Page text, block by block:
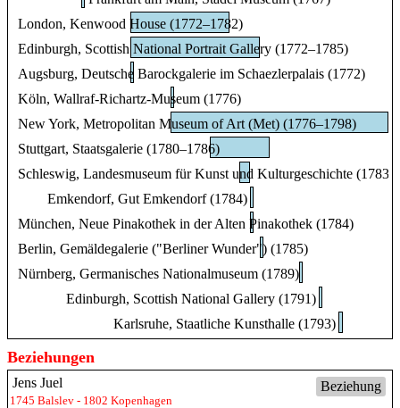
London, Kenwood House (1772–1782)
Edinburgh, Scottish National Portrait Gallery (1772–1785)
Augsburg, Deutsche Barockgalerie im Schaezlerpalais (1772)
Köln, Wallraf-Richartz-Museum (1776)
New York, Metropolitan Museum of Art (Met) (1776–1798)
Stuttgart, Staatsgalerie (1780–1786)
Schleswig, Landesmuseum für Kunst und Kulturgeschichte
Emkendorf, Gut Emkendorf (1784)
München, Neue Pinakothek in der Alten Pinakothek (1784)
Berlin, Gemäldegalerie ("Berliner Wunder") (1785)
Nürnberg, Germanisches Nationalmuseum (1789)
Edinburgh, Scottish National Gallery (1791)
Karlsruhe, Staatliche Kunsthalle (1793)
Beziehungen
Beziehung
Jens Juel
1745 Balslev - 1802 Kopenhagen